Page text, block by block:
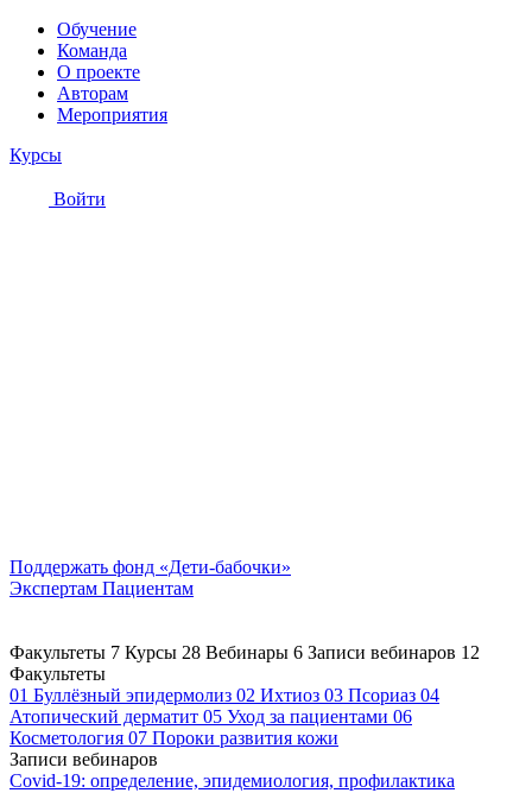
Обучение
Команда
О проекте
Авторам
Мероприятия
Курсы
Войти
Поддержать фонд «Дети-бабочки»
Экспертам Пациентам
Факультеты 7 Курсы 28 Вебинары 6 Записи вебинаров 12
Факультеты
01 Буллёзный эпидермолиз 02 Ихтиоз 03 Псориаз 04
Атопический дерматит 05 Уход за пациентами 06
Косметология 07 Пороки развития кожи
Записи вебинаров
Covid-19: определение, эпидемиология, профилактика